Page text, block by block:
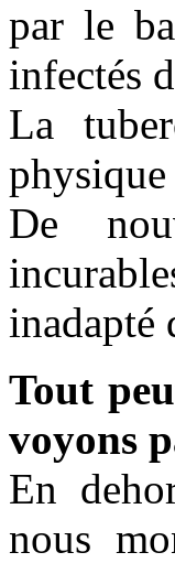
par le
infectés
La
De
inadapté
Tout
voyons
En
nous